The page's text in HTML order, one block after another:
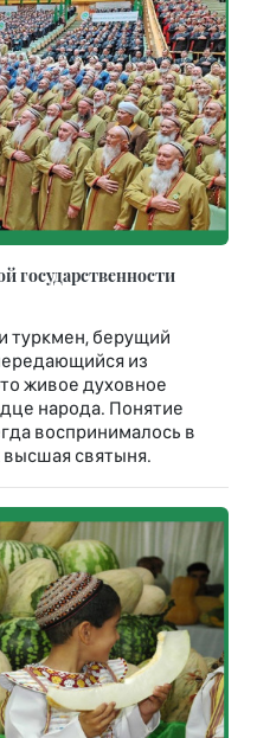
государственности
туркмен, берущий
из
живое духовное
народа. Понятие
воспринималось в
высшая святыня.